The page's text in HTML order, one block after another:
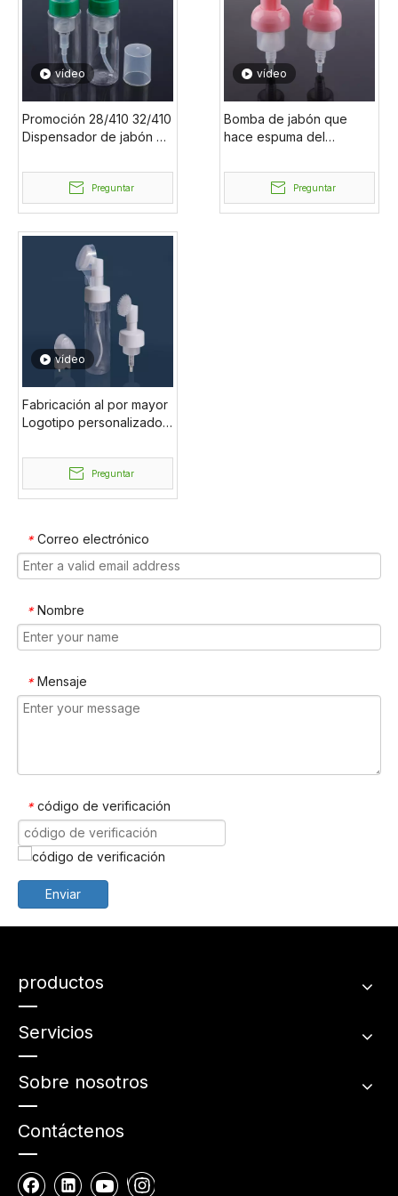
vídeo
Promoción 28/410 32/410
Dispensador de jabón de
plástico Dispensador de
jabón espumoso Bomba
de espuma
Preguntar
vídeo
Bomba de jabón que
hace espuma del
para platos del
empaquetado cosmético
plástico del cuidado
Preguntar
vídeo
Fabricación al por mayor
Logotipo personalizado
Dispensador de espuma
de viaje Botella de
lavado de espuma con
con cepillo
Preguntar
* Correo electrónico
* Nombre
* Mensaje
* código de verificación
Enviar
productos
Servicios
Sobre nosotros
Contáctenos